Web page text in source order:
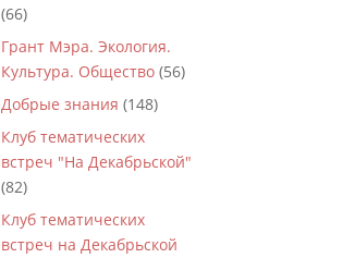
(66)
Грант Мэра. Экология.
Культура. Общество (56)
Добрые знания (148)
Клуб тематических
встреч "На Декабрьской"
(82)
Клуб тематических
встреч на Декабрьской